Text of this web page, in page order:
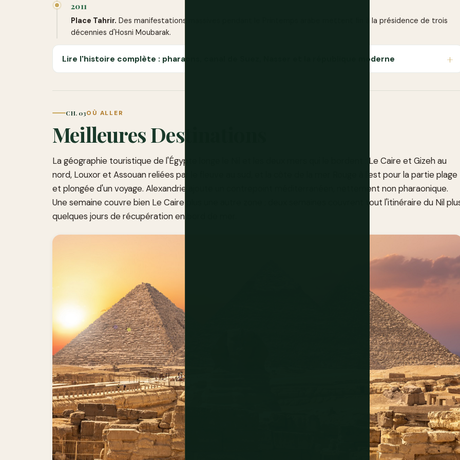
2011
Place Tahrir. Des manifestations massives pendant le Printemps arabe mettent fin à la présidence de trois
décennies d'Hosni Moubarak.
Lire l'histoire complète : pharaons, canal de Suez, Nasser et la république moderne
CH. 03OÙ ALLER
Meilleures Destinations
La géographie touristique de l'Égypte longe le Nil et les deux mers qui le bordent : Le Caire et Gizeh au
nord, Louxor et Assouan reliées par le fleuve au sud, et la côte de la mer Rouge à l'est pour la partie plage
et plongée d'un voyage. Alexandrie ajoute un contrepoint méditerranéen, nettement non pharaonique.
Une semaine couvre bien Le Caire plus une autre zone ; deux semaines couvrent tout l'itinéraire du Nil
quelques jours de récupération en bord de mer.